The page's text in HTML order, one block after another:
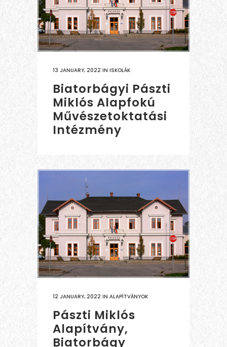
13 JANUARY, 2022 IN ISKOLÁK
Biatorbágyi Pászti
Miklós Alapfokú
Művészetoktatási
Intézmény
12 JANUARY, 2022 IN ALAPÍTVÁNYOK
Pászti Miklós
Alapítvány,
Biatorbágy